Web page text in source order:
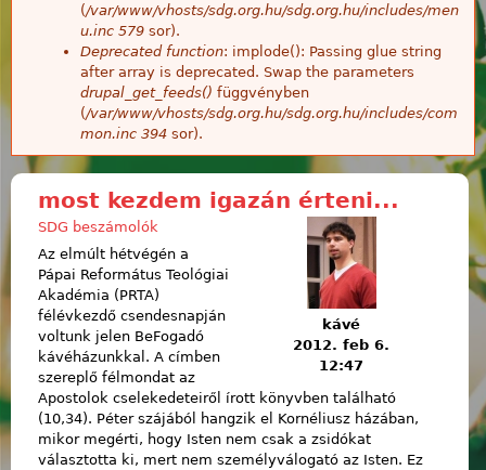
(/var/www/vhosts/sdg.org.hu/sdg.org.hu/includes/men
u.inc 579 sor).
Deprecated function: implode(): Passing glue string
after array is deprecated. Swap the parameters
drupal_get_feeds() függvényben
(/var/www/vhosts/sdg.org.hu/sdg.org.hu/includes/com
mon.inc 394 sor).
most kezdem igazán érteni...
kávé
2012. feb 6.
12:47
SDG beszámolók
Az elmúlt hétvégén a
Pápai Református Teológiai
Akadémia (PRTA)
félévkezdő csendesnapján
voltunk jelen BeFogadó
kávéházunkkal. A címben
szereplő félmondat az
Apostolok cselekedeteiről írott könyvben található
(10,34). Péter szájából hangzik el Kornéliusz házában,
mikor megérti, hogy Isten nem csak a zsidókat
választotta ki, mert nem személyválogató az Isten. Ez